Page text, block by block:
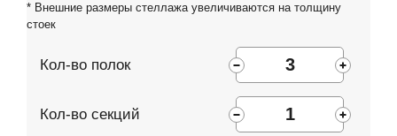
* Внешние размеры стеллажа увеличиваются на толщину
стоек
Кол-во полок
Кол-во секций